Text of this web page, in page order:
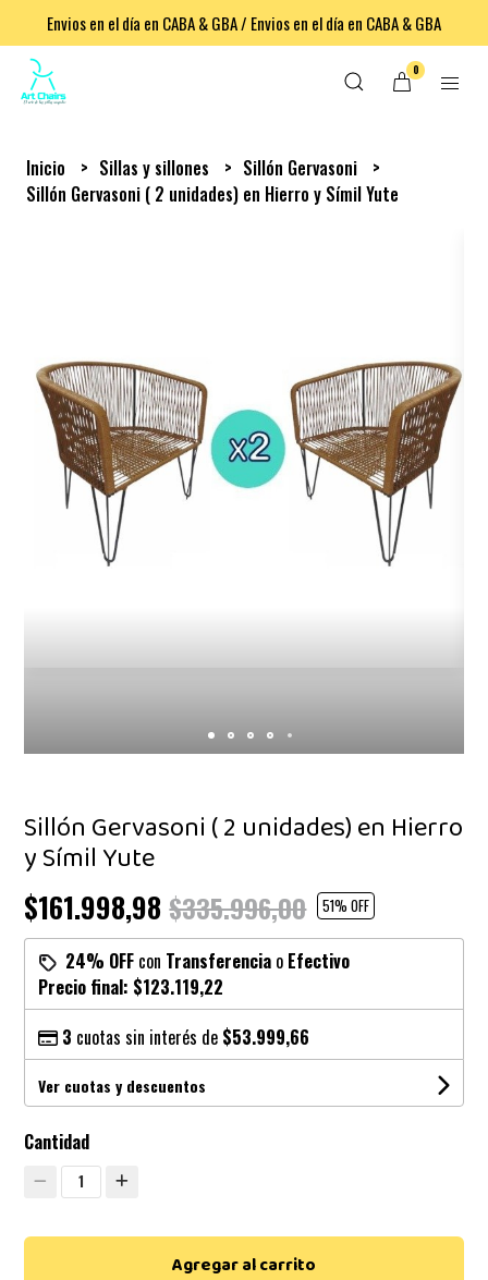
Envios en el día en CABA & GBA / Envios en el día en CABA & GBA
0
Inicio Sillas y sillones
Sillón Gervasoni
Sillón Gervasoni ( 2 unidades) en Hierro y Símil Yute
Sillón Gervasoni ( 2 unidades) en Hierro
y Símil Yute
$161.998,98$335.996,00 51% OFF
24% OFF con Transferencia o Efectivo
Precio final: $123.119,22
3 cuotas sin interés de $53.999,66
Ver cuotas y descuentos
Cantidad
1
Agregar al carrito